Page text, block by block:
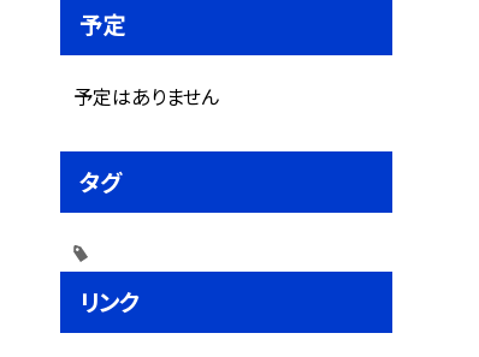
予定
予定はありません
タグ
リンク